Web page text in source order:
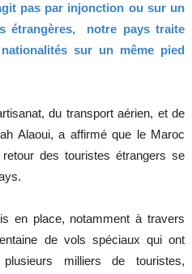
pas par injonction ou sur un
étrangères, notre pays traite
sur un même pied
du transport aérien, et de
Alaoui, a affirmé que le Maroc
des touristes étrangers se
en place, notamment à travers
de vols spéciaux qui ont
milliers de touristes,